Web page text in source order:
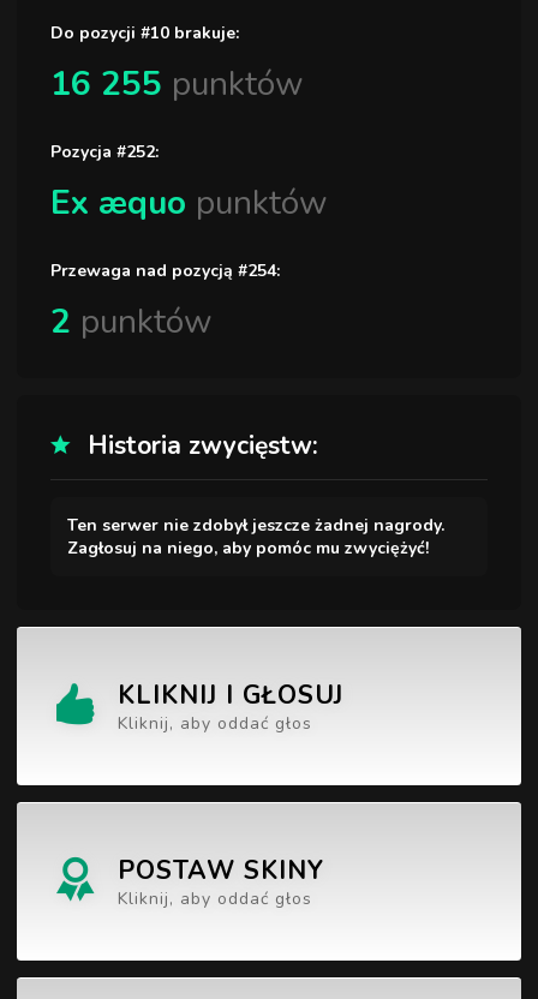
Do pozycji #10 brakuje:
16 255 punktów
Pozycja #252:
Ex æquo punktów
Przewaga nad pozycją #254:
2 punktów
Historia zwycięstw:
Ten serwer nie zdobył jeszcze żadnej nagrody.
Zagłosuj na niego, aby pomóc mu zwyciężyć!
KLIKNIJ I GŁOSUJ
Kliknij, aby oddać głos
POSTAW SKINY
Kliknij, aby oddać głos